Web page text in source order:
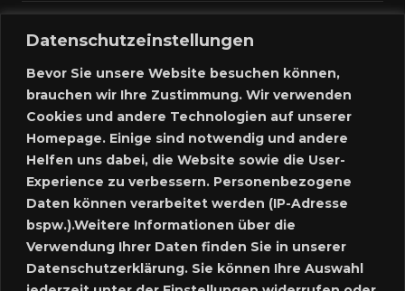
Datenschutzeinstellungen
Bevor Sie unsere Website besuchen können,
brauchen wir Ihre Zustimmung. Wir verwenden
Cookies und andere Technologien auf unserer
Homepage. Einige sind notwendig und andere
Helfen uns dabei, die Website sowie die User-
Experience zu verbessern. Personenbezogene
Daten können verarbeitet werden (IP-Adresse
bspw.).Weitere Informationen über die
Verwendung Ihrer Daten finden Sie in unserer
Datenschutzerklärung. Sie können Ihre Auswahl
Kontakt
Meine Inserate
Neues Inserat schalten
Marktplatz – Registrierung
SUCHE